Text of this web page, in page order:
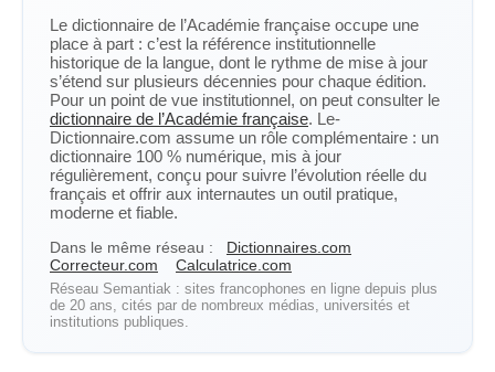
Le dictionnaire de l’Académie française occupe une
place à part : c’est la référence institutionnelle
historique de la langue, dont le rythme de mise à jour
s’étend sur plusieurs décennies pour chaque édition.
Pour un point de vue institutionnel, on peut consulter le
dictionnaire de l’Académie française. Le-
Dictionnaire.com assume un rôle complémentaire : un
dictionnaire 100 % numérique, mis à jour
régulièrement, conçu pour suivre l’évolution réelle du
français et offrir aux internautes un outil pratique,
moderne et fiable.
Dans le même réseau :
Dictionnaires.com
Correcteur.com
Calculatrice.com
Réseau Semantiak : sites francophones en ligne depuis plus
de 20 ans, cités par de nombreux médias, universités et
institutions publiques.